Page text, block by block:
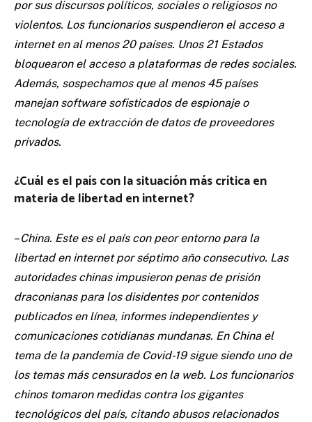
por sus discursos políticos, sociales o religiosos no
violentos. Los funcionarios suspendieron el acceso a
internet en al menos 20 países. Unos 21 Estados
bloquearon el acceso a plataformas de redes sociales.
Además, sospechamos que al menos 45 países
manejan software sofisticados de espionaje o
tecnología de extracción de datos de proveedores
privados.
¿Cuál es el país con la situación más crítica en
materia de libertad en internet?
–China. Este es el país con peor entorno para la
libertad en internet por séptimo año consecutivo. Las
autoridades chinas impusieron penas de prisión
draconianas para los disidentes por contenidos
publicados en línea, informes independientes y
comunicaciones cotidianas mundanas. En China el
tema de la pandemia de Covid-19 sigue siendo uno de
los temas más censurados en la web. Los funcionarios
chinos tomaron medidas contra los gigantes
tecnológicos del país, citando abusos relacionados